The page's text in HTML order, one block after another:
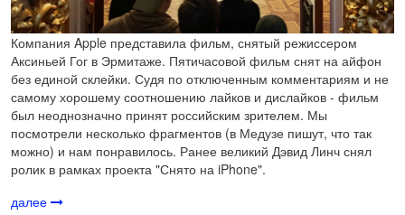
Компания Apple представила фильм, снятый режиссером
Аксиньей Гог в Эрмитаже. Пятичасовой фильм снят на айфон
без единой склейки. Судя по отключенным комментариям и не
самому хорошему соотношению лайков и дислайков - фильм
был неоднозначно принят российским зрителем. Мы
посмотрели несколько фрагментов (в Медузе пишут, что так
можно) и нам понравилось. Ранее великий Дэвид Линч снял
ролик в рамках проекта "Снято на iPhone".
далее